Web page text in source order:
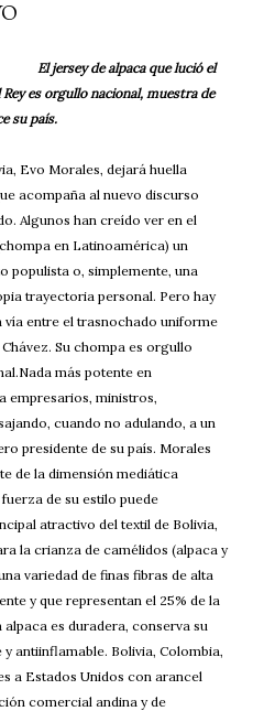
El jersey de alpaca que lució el
es orgullo nacional, muestra de
su país.
Evo Morales, dejará huella
acompaña al nuevo discurso
Algunos han creído ver en el
en Latinoamérica) un
populista o, simplemente, una
trayectoria personal. Pero hay
entre el trasnochado uniforme
Su chompa es orgullo
más potente en
empresarios, ministros,
cuando no adulando, a un
presidente de su país. Morales
de la dimensión mediática
de su estilo puede
atractivo del textil de Bolivia,
la crianza de camélidos (alpaca y
variedad de finas fibras de alta
y que representan el 25% de la
es duradera, conserva su
antiinflamable. Bolivia, Colombia,
a Estados Unidos con arancel
comercial andina y de